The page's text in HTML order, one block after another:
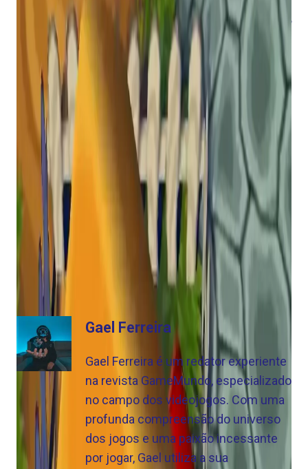
grandes progressos nos últimos anos.A Lenda de
: Ocarina do Tempo para o Nintendo 64 foi
descompilado com sucesso em 2021, o que levou
ao lançamento de
Navio de Harkinian
depois.
Outros jogos da Nintendo que receberam
tratamento semelhante incluem
A Lenda de
Zelda: Máscara de Majora que tem uma porta de
PC chamada
2Ship2Harkiniano e
Estrela Raposa
chamado . Portas de PC deMário
Kart 64 (chamado Espaguete Kart ) e Super Mário
(chamado Navio Fantasma ) também foram
lançados entre 2025 e 2026.
Gael Ferreira
Gael Ferreira é um redator experiente
na revista GameMundo, especializado
no campo dos videojogos. Com uma
profunda compreensão do universo
dos jogos e uma paixão incessante
por jogar, Gael utiliza a sua